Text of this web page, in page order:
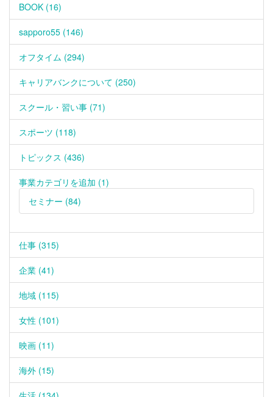
BOOK (16)
sapporo55 (146)
オフタイム (294)
キャリアバンクについて (250)
スクール・習い事 (71)
スポーツ (118)
トピックス (436)
事業カテゴリを追加 (1)
セミナー (84)
仕事 (315)
企業 (41)
地域 (115)
女性 (101)
映画 (11)
海外 (15)